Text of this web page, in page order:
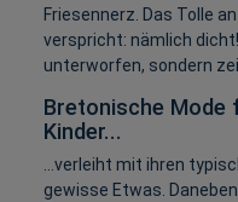
Friesennerz. Das Tolle
verspricht: nämlich
unterworfen, sondern
Bretonische Mode
Kinder...
...verleiht mit ihren
gewisse Etwas.